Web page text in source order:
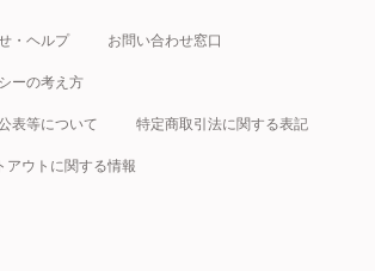
・ヘルプ お問い合わせ窓口
ーの考え方
表等について 特定商取引法に関する表記
アウトに関する情報